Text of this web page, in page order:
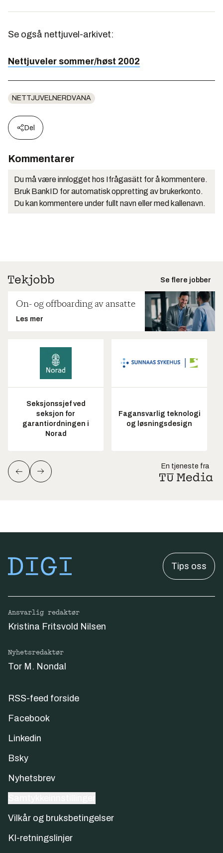
Se også nettjuvel-arkivet:
Nettjuveler sommer/høst 2002
NETTJUVELNERDVANA
Del
Kommentarer
Du må være innlogget hos Ifrågasätt for å kommentere.
Bruk BankID for automatisk oppretting av brukerkonto.
Du kan kommentere under fullt navn eller med kallenavn.
Se flere jobber
On- og offboarding av ansatte
Les mer
Seksjonssjef ved
seksjon for
garantiordningen i
Norad
Fagansvarlig teknologi
og løsningsdesign
En tjeneste fra
Tips oss
Ansvarlig redaktør
Kristina Fritsvold Nilsen
Nyhetsredaktør
Tor M. Nondal
RSS-feed forside
Facebook
Linkedin
Bsky
Nyhetsbrev
Vilkår og bruksbetingelser
KI-retningslinjer